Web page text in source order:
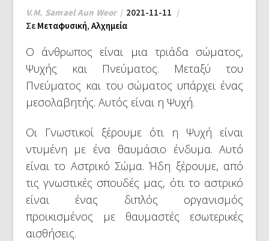
V.M. Samael Aun Weor
2021-11-11
Σε Μεταφυσική, Αλχημεία
Ο άνθρωπος είναι μια τριάδα σώματος,
Ψυχής και Πνεύματος. Μεταξύ του
Πνεύματος και του σώματος υπάρχει ένας
μεσολαβητής. Αυτός είναι η Ψυχή.
Οι Γνωστικοί ξέρουμε ότι η Ψυχή είναι
ντυμένη με ένα θαυμάσιο ένδυμα. Αυτό
είναι το Αστρικό Σώμα. Ήδη ξέρουμε, από
τις γνωστικές σπουδές μας, ότι το αστρικό
είναι ένας διπλός οργανισμός
προικισμένος με θαυμαστές εσωτερικές
αισθήσεις.